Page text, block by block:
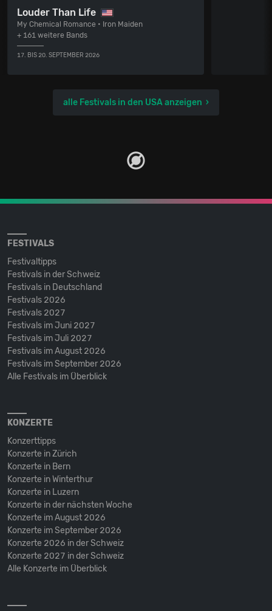
Louder Than Life
My Chemical Romance • Iron Maiden
+ 161 weitere Bands
17. BIS 20. SEPTEMBER 2026
alle Festivals in den USA anzeigen
FESTIVALS
Festivaltipps
Festivals in der Schweiz
Festivals in Deutschland
Festivals 2026
Festivals 2027
Festivals im Juni 2027
Festivals im Juli 2027
Festivals im August 2026
Festivals im September 2026
Alle Festivals im Überblick
KONZERTE
Konzerttipps
Konzerte in Zürich
Konzerte in Bern
Konzerte in Winterthur
Konzerte in Luzern
Konzerte in der nächsten Woche
Konzerte im August 2026
Konzerte im September 2026
Konzerte 2026 in der Schweiz
Konzerte 2027 in der Schweiz
Alle Konzerte im Überblick